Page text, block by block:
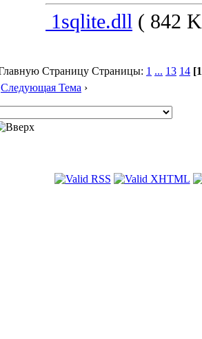
1sqlite.dll ( 842
Страницы: 1 ... 13 14
Следующая Тема ›